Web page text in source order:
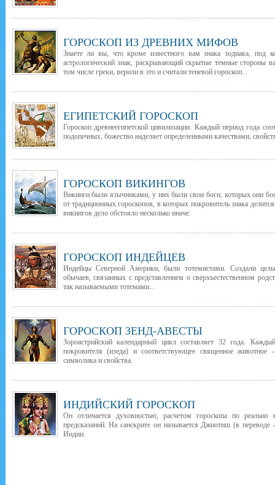
ГОРОСКОП ИЗ ДРЕВНИХ МИФОВ
Знаете ли вы, что кроме известного вам знака зодиака, под
астрологический знак, раскрывающий скрытые темные стороны
том числе греки, верили в это и считали теневой гороскоп...
ЕГИПЕТСКИЙ ГОРОСКОП
Гороскоп древнеегипетской цивилизации. Каждый период года
подопечных, божество наделяет определенными качествами,
ГОРОСКОП ВИКИНГОВ
Викинги были язычниками, у них были свои боги, которых они
от традиционных гороскопов, в которых покровитель знака
викингов дело обстояло несколько иначе.
ГОРОСКОП ИНДЕЙЦЕВ
Индейцы Северной Америки, были тотемистами. Создали
обычаев, связанных с представлением о сверхъестественном
так называемыми тотемами...
ГОРОСКОП ЗЕНД-АВЕСТЫ
Зороастрийский календарный цикл составляет 32 года.
покровителя (изеда) и соответствующее священное
символика и свойства.
ИНДИЙСКИЙ ГОРОСКОП
Он отличается духовностью, расчетом гороскопа по
предсказаний. На санскрите он называется Джиотиш (в переводе
Индии.